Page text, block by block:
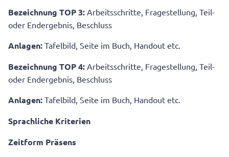
Bezeichnung TOP 3: Arbeitsschritte, Fragestellung, Teil-
oder Endergebnis, Beschluss
Anlagen: Tafelbild, Seite im Buch, Handout etc.
Bezeichnung TOP 4: Arbeitsschritte, Fragestellung, Teil-
oder Endergebnis, Beschluss
Anlagen: Tafelbild, Seite im Buch, Handout etc.
Sprachliche Kriterien
Zeitform Präsens